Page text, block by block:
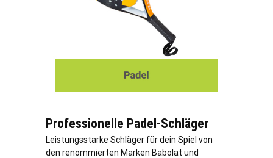
Professionelle Padel-Schläger
Leistungsstarke Schläger für dein Spiel von
den renommierten Marken Babolat und